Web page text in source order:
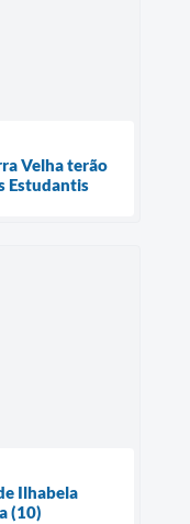
Velha terão
Estudantis
Ilhabela
(10)